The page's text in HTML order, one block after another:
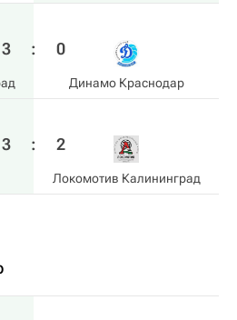
3 : 0
Динамо Краснодар
3 : 2
Локомотив Калининград